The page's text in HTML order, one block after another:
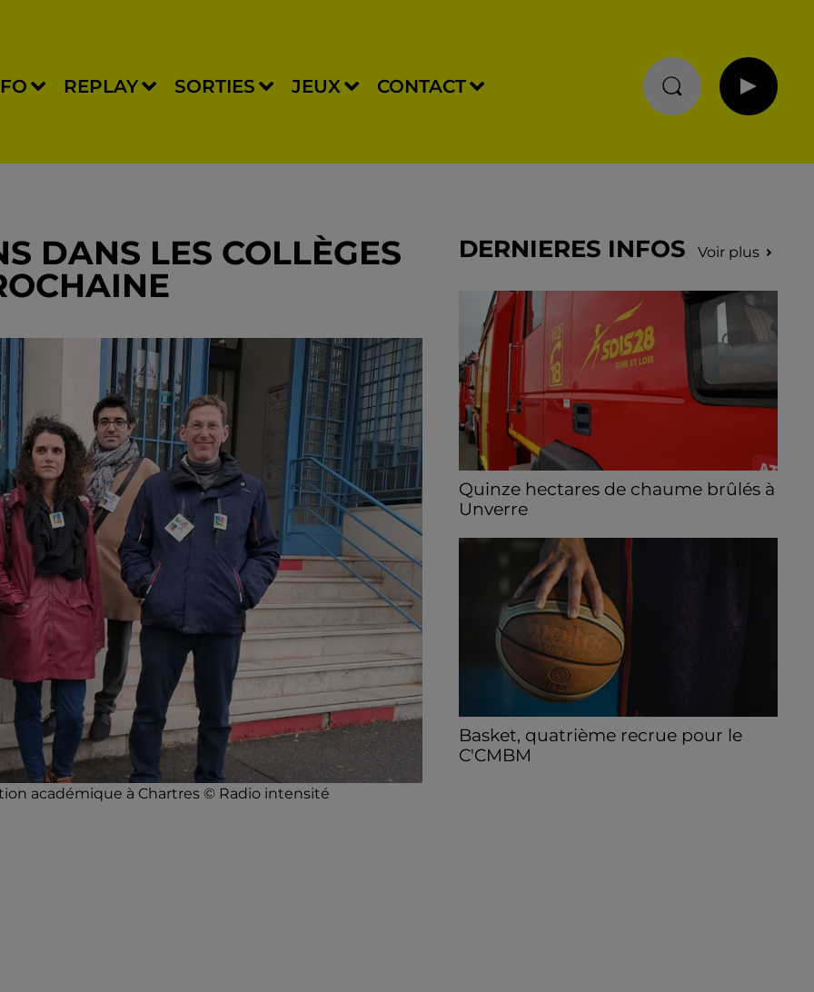
REPLAY SORTIES JEUX CONTACT
DANS LES COLLÈGES
académique à Chartres © Radio intensité
DERNIERES INFOS Voir plus
Quinze hectares de chaume brûlés à
Unverre
par les secours après avoir inhalé des
Basket, quatrième recrue pour le
C'CMBM